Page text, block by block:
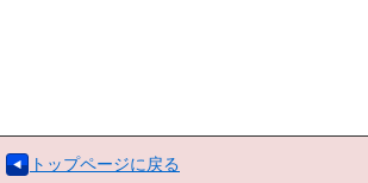
トップページに戻る